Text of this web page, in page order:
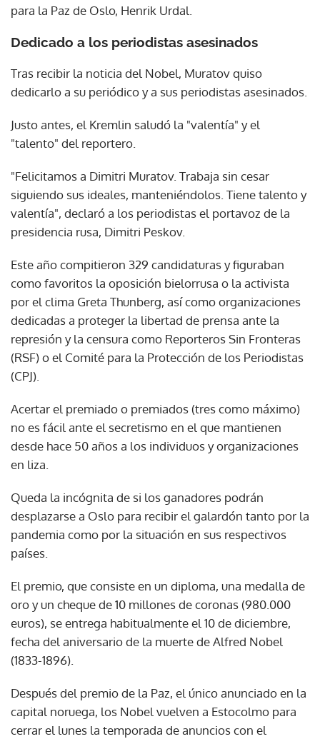
para la Paz de Oslo, Henrik Urdal.
Dedicado a los periodistas asesinados
Tras recibir la noticia del Nobel, Muratov quiso
dedicarlo a su periódico y a sus periodistas asesinados.
Justo antes, el Kremlin saludó la "valentía" y el
"talento" del reportero.
"Felicitamos a Dimitri Muratov. Trabaja sin cesar
siguiendo sus ideales, manteniéndolos. Tiene talento y
valentía", declaró a los periodistas el portavoz de la
presidencia rusa, Dimitri Peskov.
Este año compitieron 329 candidaturas y figuraban
como favoritos la oposición bielorrusa o la activista
por el clima Greta Thunberg, así como organizaciones
dedicadas a proteger la libertad de prensa ante la
represión y la censura como Reporteros Sin Fronteras
(RSF) o el Comité para la Protección de los Periodistas
(CPJ).
Acertar el premiado o premiados (tres como máximo)
no es fácil ante el secretismo en el que mantienen
desde hace 50 años a los individuos y organizaciones
en liza.
Queda la incógnita de si los ganadores podrán
desplazarse a Oslo para recibir el galardón tanto por la
pandemia como por la situación en sus respectivos
países.
El premio, que consiste en un diploma, una medalla de
oro y un cheque de 10 millones de coronas (980.000
euros), se entrega habitualmente el 10 de diciembre,
fecha del aniversario de la muerte de Alfred Nobel
(1833-1896).
Después del premio de la Paz, el único anunciado en la
capital noruega, los Nobel vuelven a Estocolmo para
cerrar el lunes la temporada de anuncios con el